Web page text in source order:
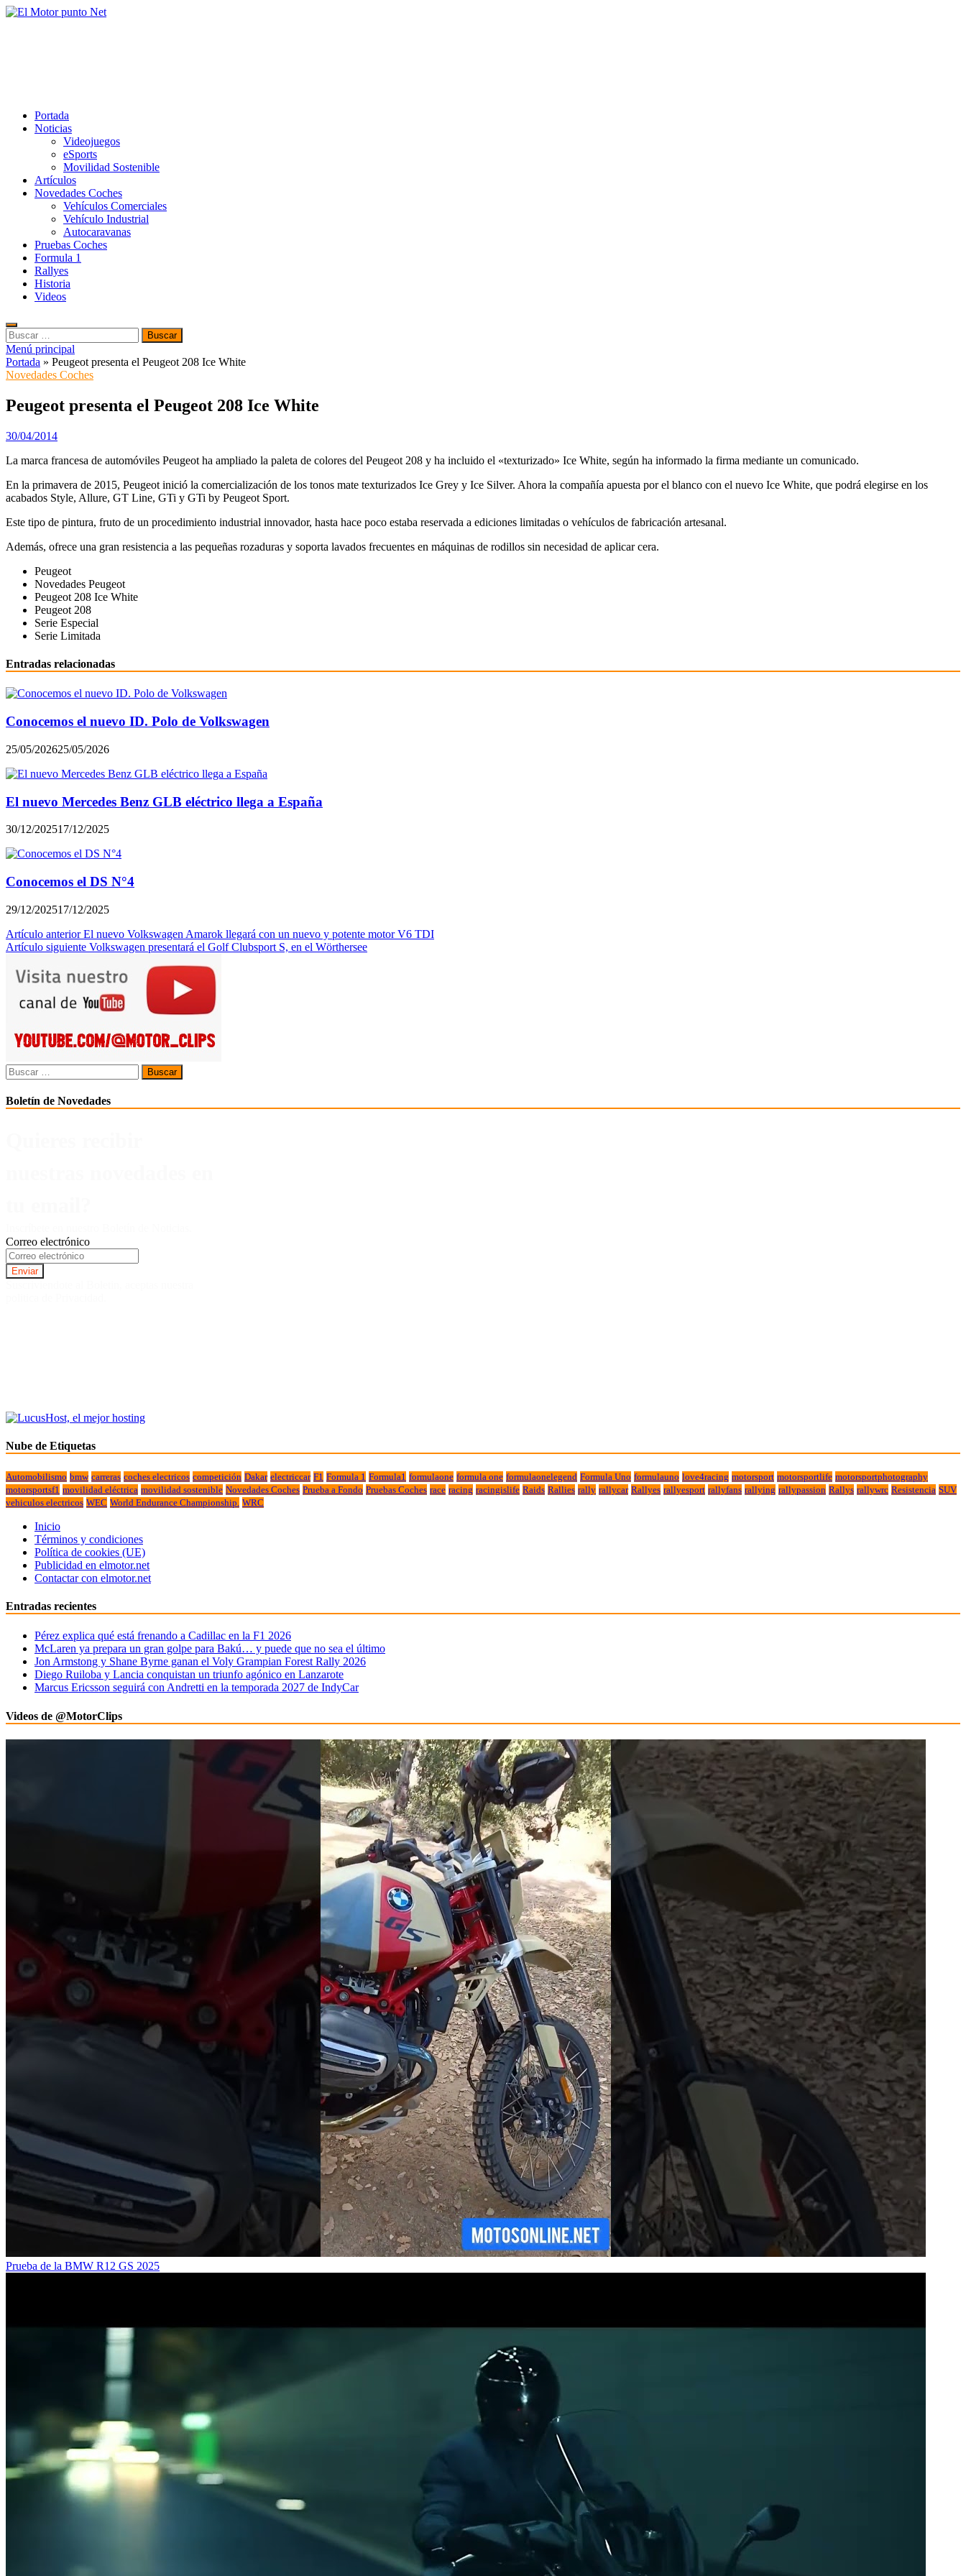
Saltar
Portada
Noticias
Videojuegos
eSports
Movilidad Sostenible
Artículos
Novedades Coches
Vehículos Comerciales
Vehículo Industrial
Autocaravanas
Pruebas Coches
Formula 1
Rallyes
Historia
Videos
Buscar:
Menú principal
Portada » Peugeot presenta el Peugeot 208 Ice White
Novedades Coches
Peugeot presenta el Peugeot 208 Ice White
30/04/2014
La marca francesa de automóviles Peugeot ha ampliado la paleta de colores del Peugeot 208 y ha incluido el «texturizado» Ice White, según ha informado la firma mediante un comunicado.
En la primavera de 2015, Peugeot inició la comercialización de los tonos mate texturizados Ice Grey y Ice Silver. Ahora la compañía apuesta por el blanco con el nuevo Ice White, que podrá elegirse en los
acabados Style, Allure, GT Line, GTi y GTi by Peugeot Sport.
Este tipo de pintura, fruto de un procedimiento industrial innovador, hasta hace poco estaba reservada a ediciones limitadas o vehículos de fabricación artesanal.
Además, ofrece una gran resistencia a las pequeñas rozaduras y soporta lavados frecuentes en máquinas de rodillos sin necesidad de aplicar cera.
Peugeot
Novedades Peugeot
Peugeot 208 Ice White
Peugeot 208
Serie Especial
Serie Limitada
Entradas relacionadas
Conocemos el nuevo ID. Polo de Volkswagen
25/05/202625/05/2026
El nuevo Mercedes Benz GLB eléctrico llega a España
30/12/202517/12/2025
Conocemos el DS N°4
29/12/202517/12/2025
Navegación
de
entradas
Artículo anterior El nuevo Volkswagen Amarok llegará con un nuevo y potente motor V6 TDI
Artículo siguiente Volkswagen presentará el Golf Clubsport S, en el Wörthersee
Buscar:
Boletín de Novedades
Correo electrónico
Nube de Etiquetas
Automobilismo bmw carreras coches electricos competición Dakar electriccar F1 Formula 1 Formula1 formulaone formula one formulaonelegend Formula Uno formulauno love4racing motorsport motorsportlife motorsportphotography
motorsportsf1 movilidad eléctrica movilidad sostenible Novedades Coches Prueba a Fondo Pruebas Coches race racing racingislife Raids Rallies rally rallycar Rallyes rallyesport rallyfans rallying rallypassion Rallys rallywrc Resistencia SUV
vehiculos electricos WEC World Endurance Championship. WRC
Inicio
Términos y condiciones
Política de cookies (UE)
Publicidad en elmotor.net
Contactar con elmotor.net
Entradas recientes
Pérez explica qué está frenando a Cadillac en la F1 2026
McLaren ya prepara un gran golpe para Bakú… y puede que no sea el último
Jon Armstong y Shane Byrne ganan el Voly Grampian Forest Rally 2026
Diego Ruiloba y Lancia conquistan un triunfo agónico en Lanzarote
Marcus Ericsson seguirá con Andretti en la temporada 2027 de IndyCar
Videos de @MotorClips
Prueba de la BMW R12 GS 2025